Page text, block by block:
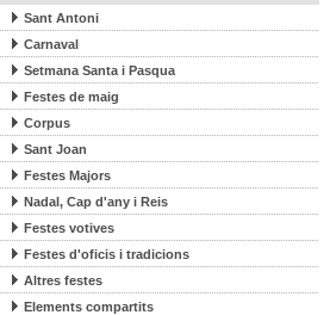
Sant Antoni
Carnaval
Setmana Santa i Pasqua
Festes de maig
Corpus
Sant Joan
Festes Majors
Nadal, Cap d'any i Reis
Festes votives
Festes d'oficis i tradicions
Altres festes
Elements compartits